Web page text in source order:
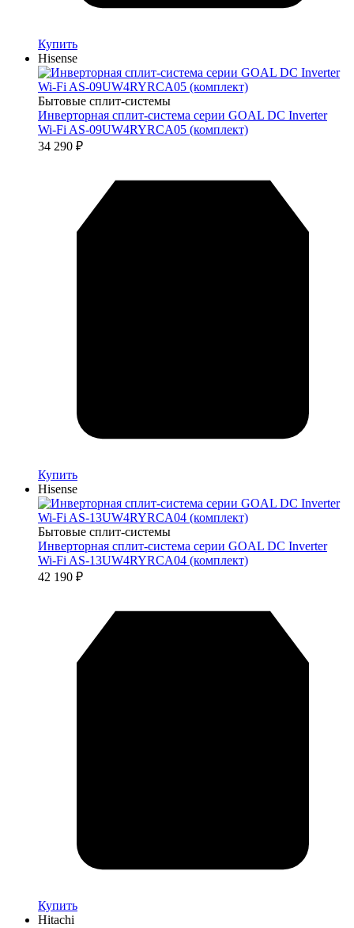
Купить
Hisense
Бытовые сплит-системы
Инверторная сплит-система серии GOAL DC Inverter
Wi-Fi AS-09UW4RYRCA05 (комплект)
34 290 ₽
Купить
Hisense
Бытовые сплит-системы
Инверторная сплит-система серии GOAL DC Inverter
Wi-Fi AS-13UW4RYRCA04 (комплект)
42 190 ₽
Купить
Hitachi